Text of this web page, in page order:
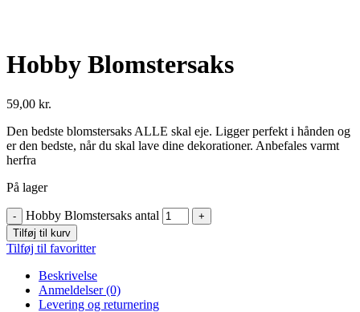
Hobby Blomstersaks
59,00 kr.
Den bedste blomstersaks ALLE skal eje. Ligger perfekt i hånden og
er den bedste, når du skal lave dine dekorationer. Anbefales varmt
herfra
På lager
Hobby Blomstersaks antal
Tilføj til kurv
Tilføj til favoritter
Beskrivelse
Anmeldelser (0)
Levering og returnering